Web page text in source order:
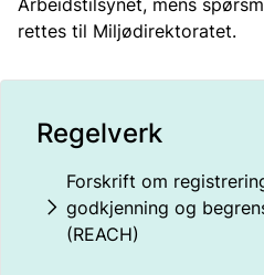
Arbeidstilsynet, mens
rettes til Miljødirektoratet.
Regelverk
Forskrift om
godkjenning og
(REACH)